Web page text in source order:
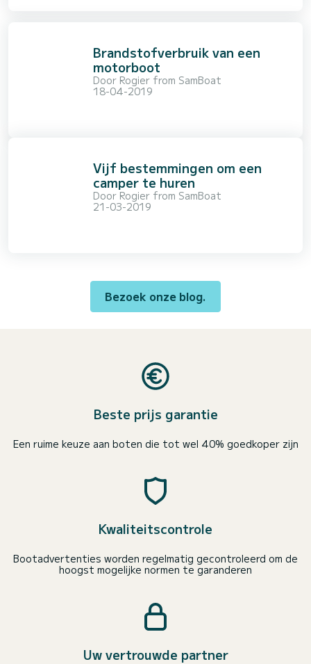
Brandstofverbruik van een
motorboot
Door Rogier from SamBoat
18-04-2019
Vijf bestemmingen om een
camper te huren
Door Rogier from SamBoat
21-03-2019
Bezoek onze blog.
Beste prijs garantie
Een ruime keuze aan boten die tot wel 40% goedkoper zijn
Kwaliteitscontrole
Bootadvertenties worden regelmatig gecontroleerd om de
hoogst mogelijke normen te garanderen
Uw vertrouwde partner